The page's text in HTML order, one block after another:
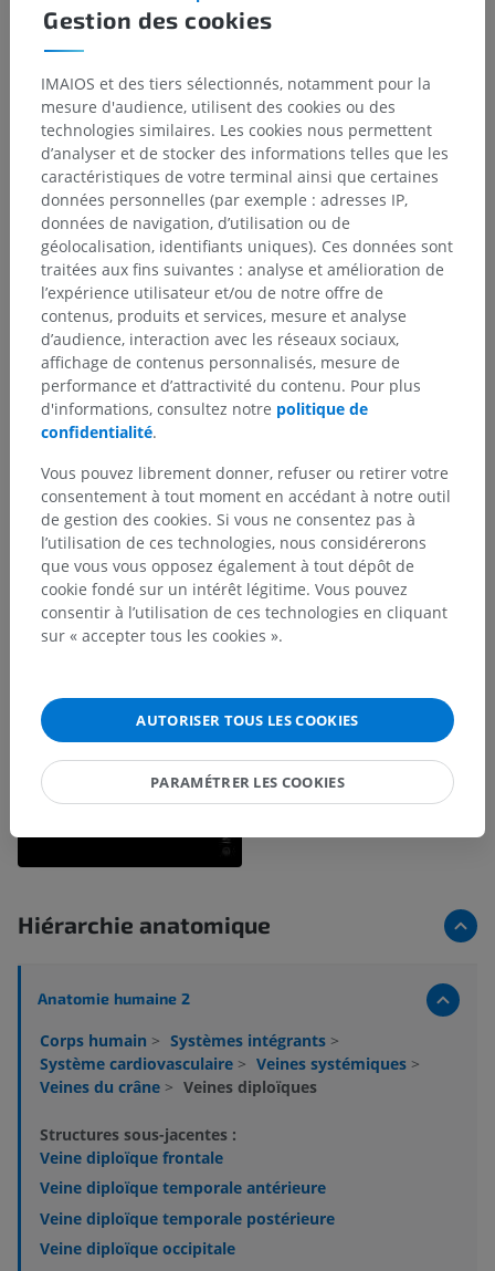
3. This definition incorporates text from a public domain edition of Gray's
Anatomy (20th U.S. edition of Gray's Anatomy of the Human Body,
Galerie
Hiérarchie anatomique
Anatomie humaine 2
Corps humain > Systèmes intégrants >
Système cardiovasculaire > Veines systémiques >
Veines du crâne > Veines diploïques
Structures sous-jacentes :
Veine diploïque frontale
Veine diploïque temporale antérieure
Veine diploïque temporale postérieure
Veine diploïque occipitale
Gestion des cookies
IMAIOS et des tiers sélectionnés, notamment pour la
mesure d'audience, utilisent des cookies ou des
technologies similaires. Les cookies nous permettent
d’analyser et de stocker des informations telles que les
caractéristiques de votre terminal ainsi que certaines
données personnelles (par exemple : adresses IP,
données de navigation, d’utilisation ou de
géolocalisation, identifiants uniques). Ces données sont
traitées aux fins suivantes : analyse et amélioration de
l’expérience utilisateur et/ou de notre offre de
contenus, produits et services, mesure et analyse
d’audience, interaction avec les réseaux sociaux,
affichage de contenus personnalisés, mesure de
performance et d’attractivité du contenu. Pour plus
d'informations, consultez notre politique de
confidentialité.
Vous pouvez librement donner, refuser ou retirer votre
consentement à tout moment en accédant à notre outil
de gestion des cookies. Si vous ne consentez pas à
l’utilisation de ces technologies, nous considérerons
que vous vous opposez également à tout dépôt de
cookie fondé sur un intérêt légitime. Vous pouvez
consentir à l’utilisation de ces technologies en cliquant
sur « accepter tous les cookies ».
AUTORISER TOUS LES COOKIES
PARAMÉTRER LES COOKIES